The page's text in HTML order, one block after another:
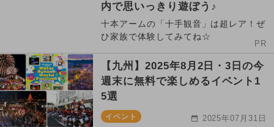
内で思いっきり遊ぼう♪
十本アームの「十手観音」は超レア！ぜ
ひ家族で体験してみてね☆
PR
【九州】2025年8月2日・3日の今
週末に無料で楽しめるイベント1
5選
イベント 2025年07月31日